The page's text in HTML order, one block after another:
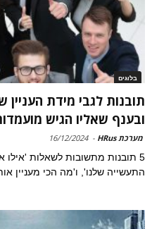
בלוגים
תובנות לגבי מידת
ובענף שאליו הגיש
מערכת HRus -
16/12/2024
5 תובנות מתשובות לשאלות
התעשייה שלנו', ו'מה הכי מעניין